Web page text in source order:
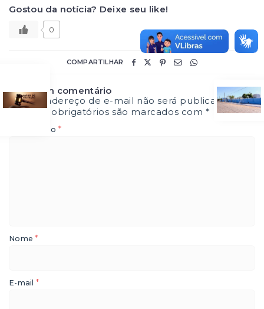
Gostou da notícia? Deixe seu like!
0
COMPARTILHAR
Deixe um comentário
O seu endereço de e-mail não será publicado.
Campos obrigatórios são marcados com*
Comentário *
Nome*
E-mail *